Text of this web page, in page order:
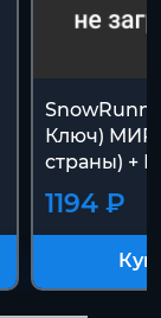
Ключ) МИР
страны) +
1194 ₽